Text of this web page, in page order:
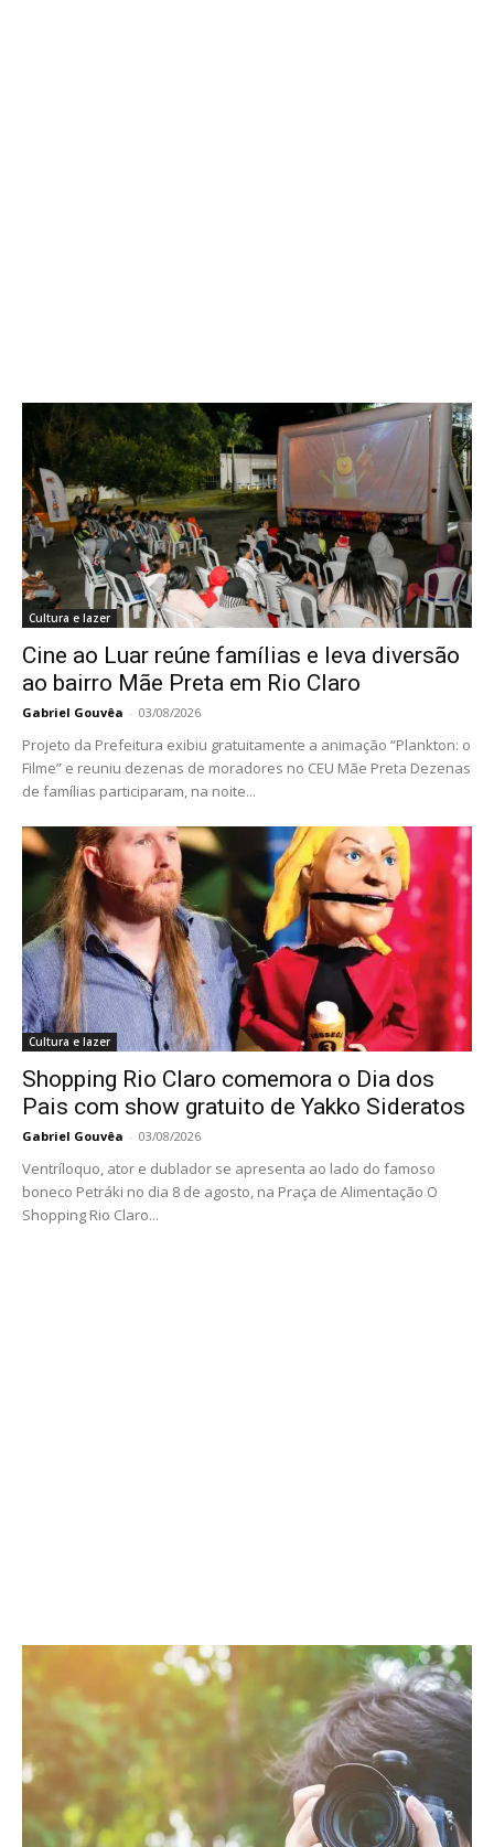
Cultura e lazer
Cine ao Luar reúne famílias e leva diversão
ao bairro Mãe Preta em Rio Claro
Gabriel Gouvêa - 03/08/2026
Projeto da Prefeitura exibiu gratuitamente a animação “Plankton: o
Filme” e reuniu dezenas de moradores no CEU Mãe Preta Dezenas
de famílias participaram, na noite...
Cultura e lazer
Shopping Rio Claro comemora o Dia dos
Pais com show gratuito de Yakko Sideratos
Gabriel Gouvêa - 03/08/2026
Ventríloquo, ator e dublador se apresenta ao lado do famoso
boneco Petráki no dia 8 de agosto, na Praça de Alimentação O
Shopping Rio Claro...